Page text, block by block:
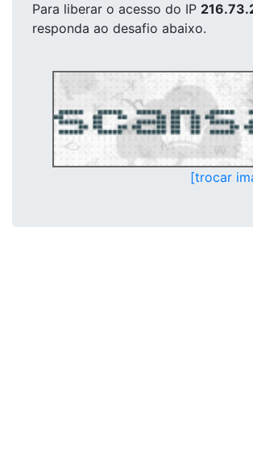
Para liberar o acesso do IP
responda ao desafio abaixo.
[trocar